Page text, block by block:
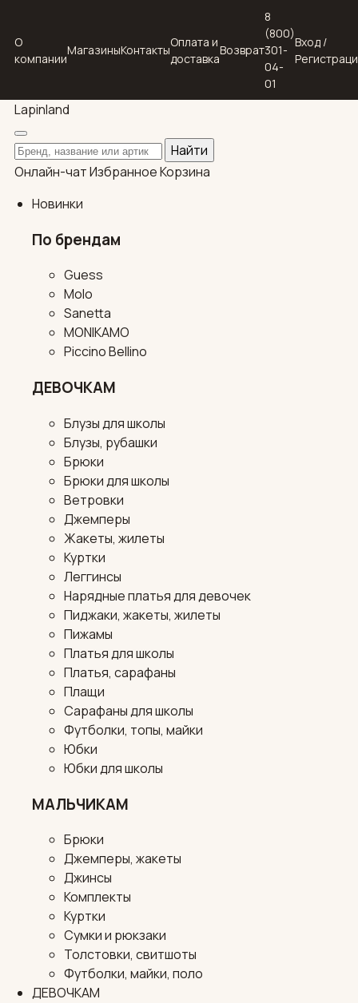
О
компании
МагазиныКонтакты
Оплата и
доставка
Возврат
8
(800)
301-
04-
01
Вход /
Lapinland
Поиск по каталогу
Найти
Онлайн-чатИзбранноеКорзина
Новинки
По брендам
Guess
Molo
Sanetta
MONIKAMO
Piccino Bellino
ДЕВОЧКАМ
Блузы для школы
Блузы, рубашки
Брюки
Брюки для школы
Ветровки
Джемперы
Жакеты, жилеты
Куртки
Леггинсы
Нарядные платья для девочек
Пиджаки, жакеты, жилеты
Пижамы
Платья для школы
Платья, сарафаны
Плащи
Сарафаны для школы
Футболки, топы, майки
Юбки
Юбки для школы
МАЛЬЧИКАМ
Брюки
Джемперы, жакеты
Джинсы
Комплекты
Куртки
Сумки и рюкзаки
Толстовки, свитшоты
Футболки, майки, поло
ДЕВОЧКАМ